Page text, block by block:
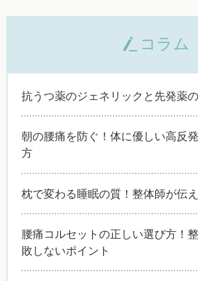
コラム
抗うつ薬のジェネリックと先発薬
朝の腰痛を防ぐ！体に優しい高反
方
枕で変わる睡眠の質！整体師が伝
腰痛コルセットの正しい選び方！
敗しないポイント